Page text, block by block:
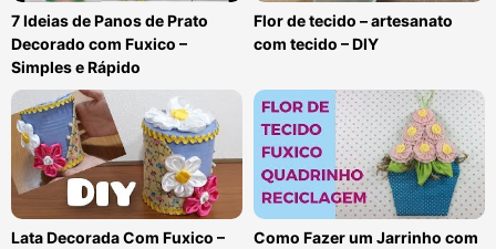
7 Ideias de Panos de Prato
Decorado com Fuxico –
Simples e Rápido
Flor de tecido – artesanato
com tecido – DIY
Lata Decorada Com Fuxico –
Como Fazer um Jarrinho com